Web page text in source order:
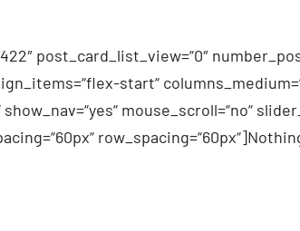
post_card_list_view=“0″
start“
mouse_scroll=“no“